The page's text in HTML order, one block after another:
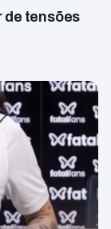
de tensões